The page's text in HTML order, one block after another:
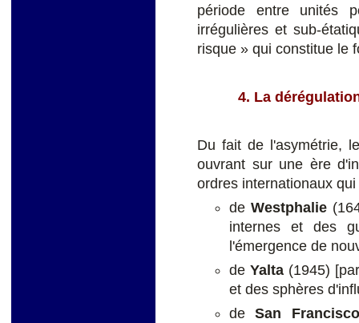
période entre unités
irrégulières et sub-
risque » qui constitue le
4. La
Du fait de l'asymétrie,
ouvrant sur une ère
ordres internationaux
deWestphalie
internes et des
l'émergence de
de Yalta(1945)
et des sphères
deSan
Francisco